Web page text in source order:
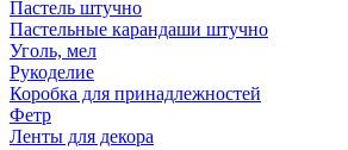
Пастель штучно
Пастельные карандаши штучно
Уголь, мел
Рукоделие
Коробка для принадлежностей
Фетр
Ленты для декора